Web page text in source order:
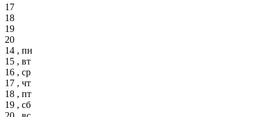
17
18
19
20
14 , пн
15 , вт
16 , ср
17 , чт
18 , пт
19 , сб